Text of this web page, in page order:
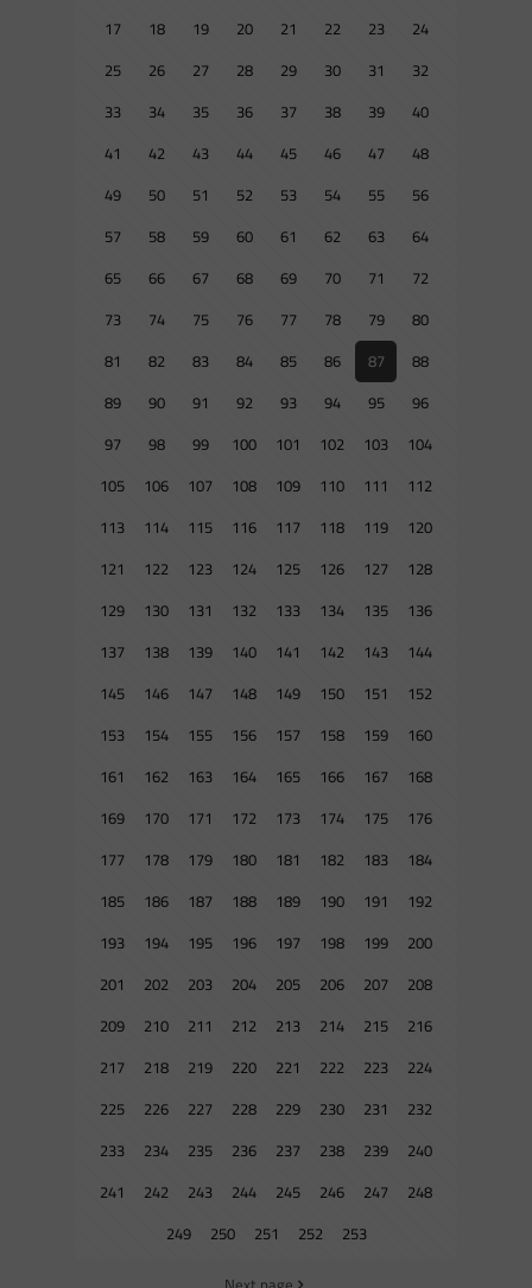
17
18 19 20 21 22 23
24
25
26 27 28 29 30 31
32
33
34 35 36 37 38 39
40
41
42 43 44 45 46 47
48
49
50 51 52 53 54 55
56
57
58 59 60 61 62 63
64
65
66 67 68 69 70 71
72
73
74 75 76 77 78 79
80
81
82 83 84 85 86 87
88
89
90 91 92 93 94 95
96
97
98 99 100 101 102 103
104
105
106 107 108 109 110 111
112
113
114 115 116 117 118 119
120
121
122 123 124 125 126 127
128
129
130 131 132 133 134 135
136
137
138 139 140 141 142 143
144
145
146 147 148 149 150 151
152
153
154 155 156 157 158 159
160
161
162 163 164 165 166 167
168
169
170 171 172 173 174 175
176
177
178 179 180 181 182 183
184
185
186 187 188 189 190 191
192
193
194 195 196 197 198 199
200
201
202 203 204 205 206 207
208
209
210 211 212 213 214 215
216
217
218 219 220 221 222 223
224
225
226 227 228 229 230 231
232
233
234 235 236 237 238 239
240
241
242 243 244 245 246 247
248
249
250 251 252 253